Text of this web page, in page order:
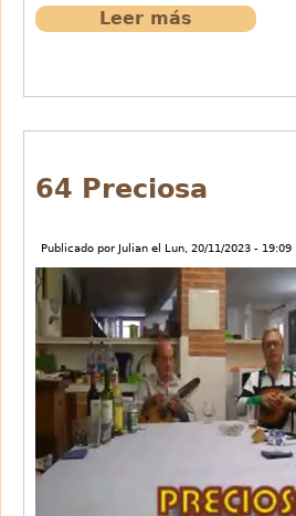
Leer más
Roca
64 Preciosa
Publicado por Julian el Lun, 20/11/2023 - 19:09